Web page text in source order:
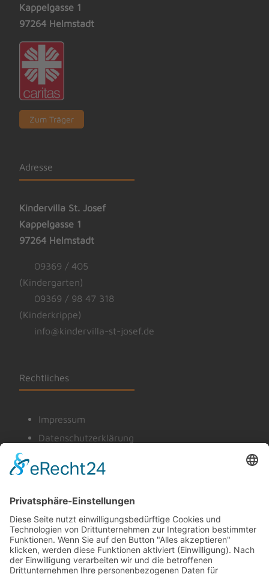
Kappelgasse 1
97264 Helmstadt
Zum Träger
Adresse
Kindervilla St. Josef
Kappelgasse 1
97264 Helmstadt
09369 / 405
(Kindergarten)
09369 / 98 47 318
(Kinderkrippe)
info@kindervilla-st-josef.de
Rechtliches
Impressum
Datenschutzerklärung
© 2026 Kindergarten - Kindervilla St. Josef, Helmstadt
Powered byminigrafix Media, Helmstadt